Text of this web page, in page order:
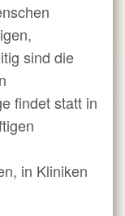
sind die
findet statt in
in Kliniken